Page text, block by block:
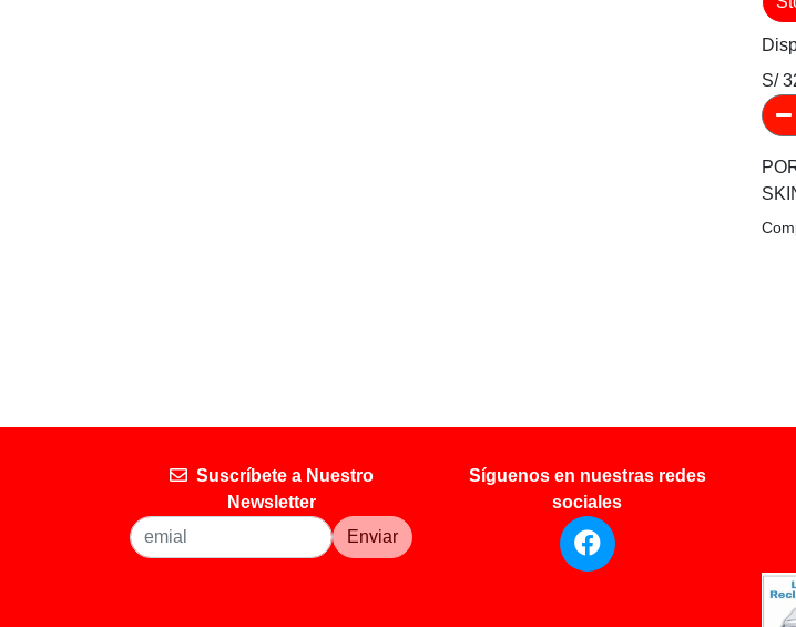
S/
Suscríbete a Nuestro
Newsletter
Enviar
Síguenos en nuestras redes
sociales